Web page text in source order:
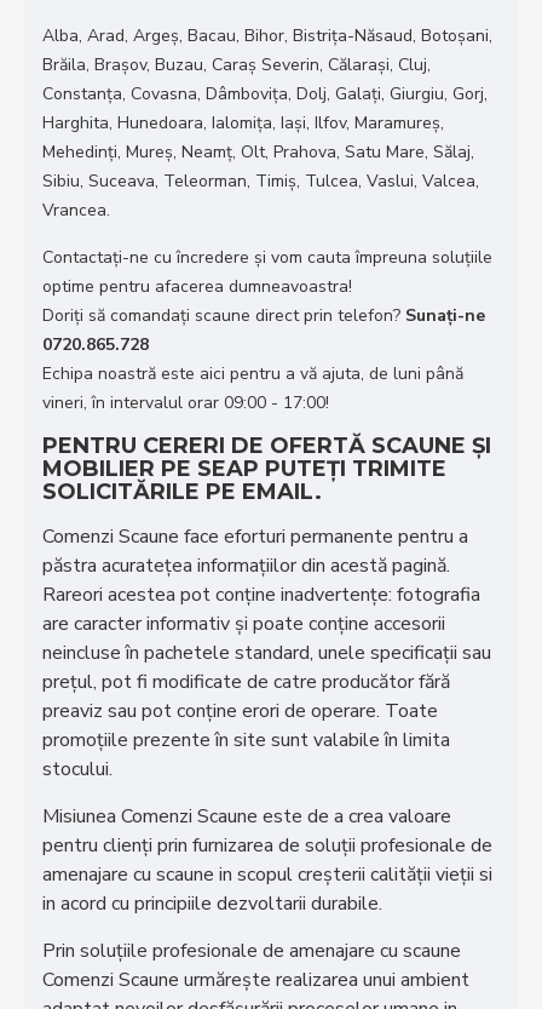
Alba, Arad, Argeș, Bacau, Bihor, Bistrița-Năsaud, Botoșani,
Brăila, Brașov, Buzau, Caraș Severin, Călarași, Cluj,
Constanța, Covasna, Dâmbovița, Dolj, Galați, Giurgiu, Gorj,
Harghita, Hunedoara, Ialomița, Iași, Ilfov, Maramureș,
Mehedinți, Mureș, Neamț, Olt, Prahova, Satu Mare, Sălaj,
Sibiu, Suceava, Teleorman, Timiș, Tulcea, Vaslui, Valcea,
Vrancea.
Contactați-ne cu încredere și vom cauta împreuna soluțiile
optime pentru afacerea dumneavoastra!
Doriţi să comandaţi scaune direct prin telefon? Sunaţi-ne
0720.865.728
Echipa noastră este aici pentru a vă ajuta, de luni până
vineri, în intervalul orar 09:00 - 17:00!
PENTRU CERERI DE OFERTĂ SCAUNE ȘI
MOBILIER PE SEAP PUTEȚI TRIMITE
SOLICITĂRILE PE EMAIL.
Comenzi Scaune face eforturi permanente pentru a
păstra acurateţea informaţiilor din acestă pagină.
Rareori acestea pot conţine inadvertenţe: fotografia
are caracter informativ şi poate conţine accesorii
neincluse în pachetele standard, unele specificaţii sau
preţul, pot fi modificate de catre producător fără
preaviz sau pot conţine erori de operare. Toate
promoţiile prezente în site sunt valabile în limita
stocului.
Misiunea Comenzi Scaune este de a crea valoare
pentru clienţi prin furnizarea de soluţii profesionale de
amenajare cu scaune in scopul creşterii calităţii vieţii si
in acord cu principiile dezvoltarii durabile.
Prin soluţiile profesionale de amenajare cu scaune
Comenzi Scaune urmăreşte realizarea unui ambient